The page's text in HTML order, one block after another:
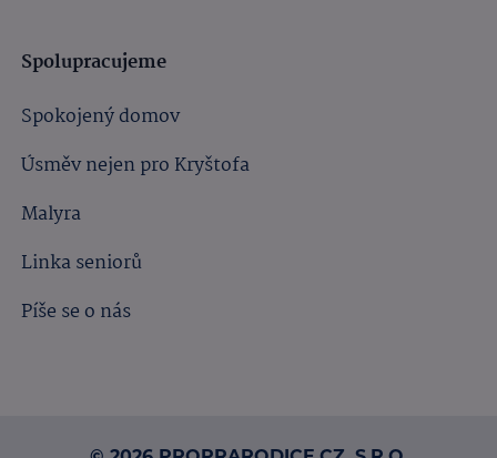
Spolupracujeme
Spokojený domov
Úsměv nejen pro Kryštofa
Malyra
Linka seniorů
Píše se o nás